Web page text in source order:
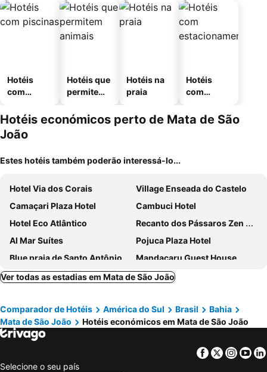
Hotéis
com
Hotéis que
permitem
Hotéis na
praia
Hotéis
com
mento
Hotéis económicos perto de Mata de São
João
Estes hotéis também poderão interessá-lo...
Hotel Via dos Corais
Village Enseada do Castelo
Camaçari Plaza Hotel
Cambuci Hotel
Hotel Eco Atlântico
Recanto dos Pássaros Zen Apartamentos em meio de Natureza
Al Mar Suítes
Pojuca Plaza Hotel
Blue praia de Santo Antônio
Mandacaru Guest House
Studio, Hotel E Negocios M3
M3 Studio, Hotel E Negócios
Ver todas as estadias em Mata de São João
Comparador de Hotéis América do Sul Brasil
Bahia
Mata de São João
Hotéis económicos em Mata de São João
Facebook
Twitter
Selecione o seu país